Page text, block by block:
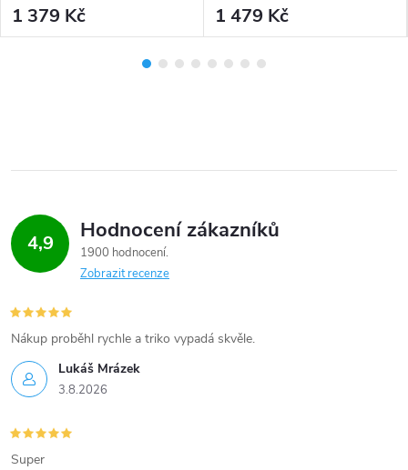
1 379 Kč 1 479 Kč
4,9 Hodnocení zákazníků
1900 hodnocení
Zobrazit recenze
Lukáš Mrázek
3.8.2026
Nákup proběhl rychle a triko vypadá skvěle.
Super